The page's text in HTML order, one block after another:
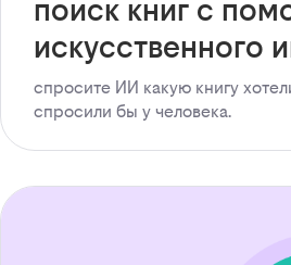
поиск книг с
искусственного
спросите ИИ какую книгу
спросили бы у человека.